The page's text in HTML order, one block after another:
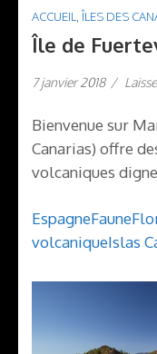
ACCUEIL, ÎLES DES
Île de
7 janvier 2018 /
Bienvenue sur
Canarias) offre
volcaniques
EspagneFaune
volcaniqueIslas